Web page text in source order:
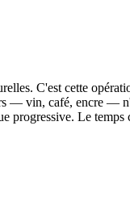
C'est cette
— vin, café, encre —
progressive. Le temps